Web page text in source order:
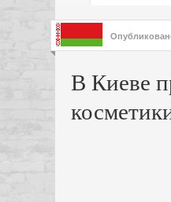
В Киеве